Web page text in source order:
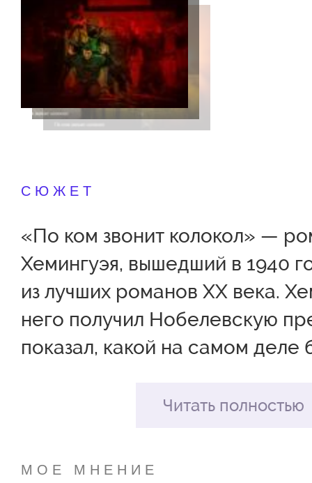
СЮЖЕТ
«По ком звонит колокол» —
Хемингуэя, вышедший в 1940
из лучших романов ХХ века.
него получил Нобелевскую
показал, какой на самом деле
еще в этом романе говорится
нравственном выборе и о
Читать полностью
МОЕ МНЕНИЕ